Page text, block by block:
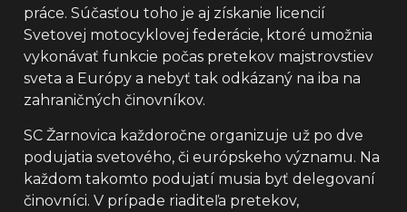
práce. Súčasťou toho je aj získanie licencií
Svetovej motocyklovej federácie, ktoré umožnia
vykonávať funkcie počas pretekov majstrovstiev
sveta a Európy a nebyť tak odkázaný na iba na
zahraničných činovníkov.
SC Žarnovica každoročne organizuje už po dve
podujatia svetového, či európskeho významu. Na
každom takomto podujatí musia byť delegovaní
činovníci. V prípade riaditeľa pretekov,